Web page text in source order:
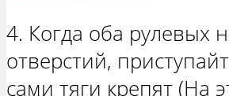
4. Когда оба рулевых
отверстий,
сами тяги крепят (На